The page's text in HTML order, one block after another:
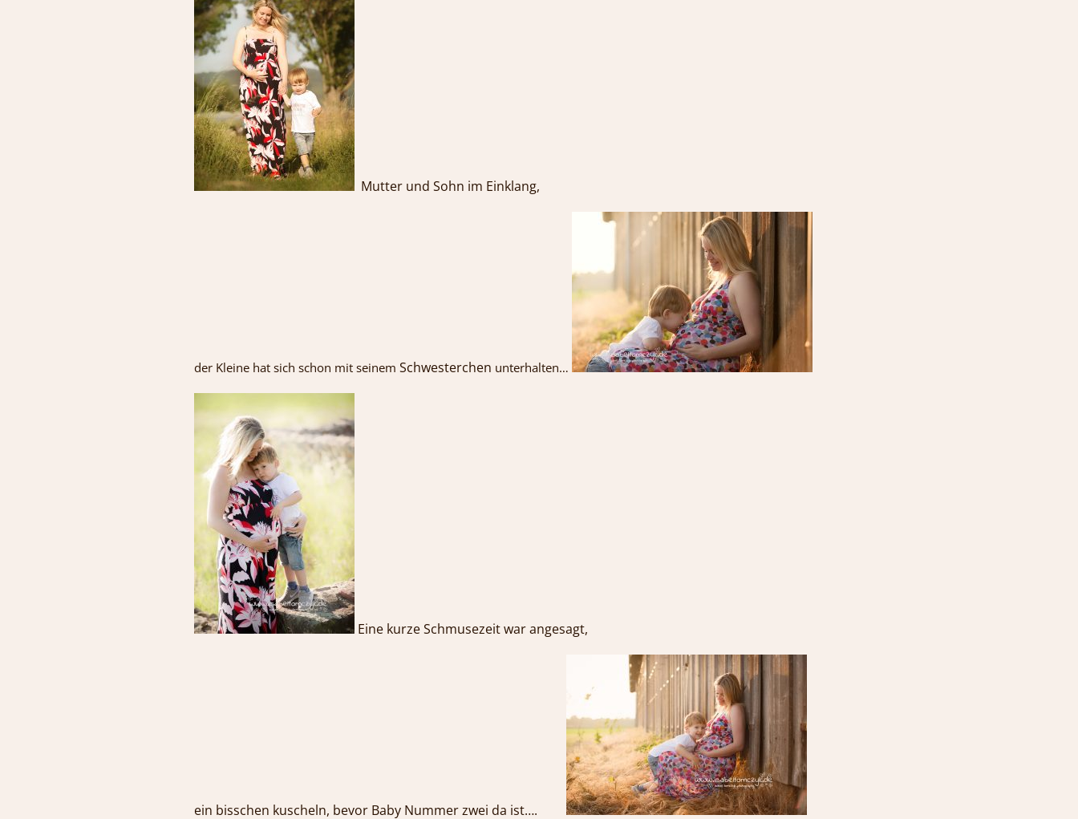
Mutter und Sohn im Einklang,
der Kleine hat sich schon mit seinem Schwesterchen unterhalten…
Eine kurze Schmusezeit war angesagt,
ein bisschen kuscheln, bevor Baby Nummer zwei da ist….